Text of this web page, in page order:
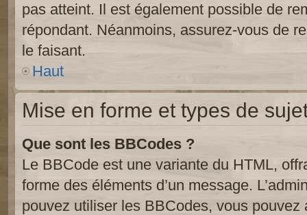
pas atteint. Il est également possible de
répondant. Néanmoins, assurez-vous de
le faisant.
Haut
Mise en forme et types de
Que sont les BBCodes ?
Le BBCode est une variante du HTML,
forme des éléments d’un message.
pouvez utiliser les BBCodes, vous